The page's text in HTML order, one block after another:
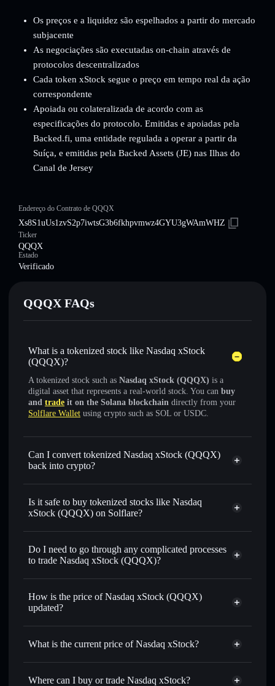
Os preços e a liquidez são espelhados a partir do mercado
subjacente
As negociações são executadas on-chain através de
protocolos descentralizados
Cada token xStock segue o preço em tempo real da ação
correspondente
Apoiada ou colateralizada de acordo com as
especificações do protocolo. Emitidas e apoiadas pela
Backed.fi, uma entidade regulada a operar a partir da
Suíça, e emitidas pela Backed Assets (JE) nas Ilhas do
Canal de Jersey
Endereço do Contrato de QQQX
Xs8S1uUs1zvS2p7iwtsG3b6fkhpvmwz4GYU3gWAmWHZ
Ticker
QQQX
Estado
Verificado
QQQX FAQs
What is a tokenized stock like Nasdaq xStock
(QQQX)?
A tokenized stock such as Nasdaq xStock (QQQX) is a
digital asset that represents a real-world stock. You can buy
and trade it on the Solana blockchain directly from your
Solflare Wallet using crypto such as SOL or USDC.
Can I convert tokenized Nasdaq xStock (QQQX)
back into crypto?
Nasdaq xStock
swapped
Is it safe to buy tokenized stocks like Nasdaq
xStock (QQQX) on Solflare?
1:1 backed,
Do I need to go through any complicated processes
to trade Nasdaq xStock (QQQX)?
How is the price of Nasdaq xStock (QQQX)
updated?
Nasdaq xStock
What is the current price of Nasdaq xStock?
Nasdaq xStock $726.15
Where can I buy or trade Nasdaq xStock?